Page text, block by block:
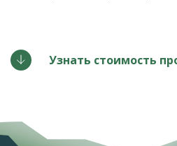
Узнать стоимость